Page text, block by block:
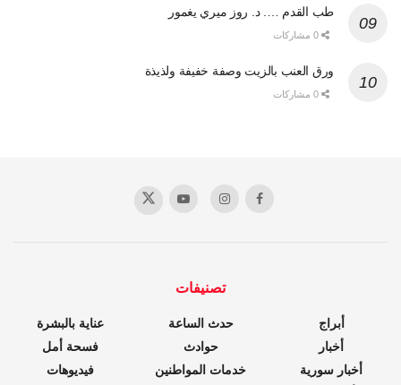
طب القدم …. د. روز ميري يغمور
ورق العنب بالزيت وصفة خفيفة ولذيذة
تصنيفات
أبراج
أخبار
أخبار سورية
حدث الساعة
حوادث
خدمات المواطنين
عناية بالبشرة
فسحة أمل
فيديوهات